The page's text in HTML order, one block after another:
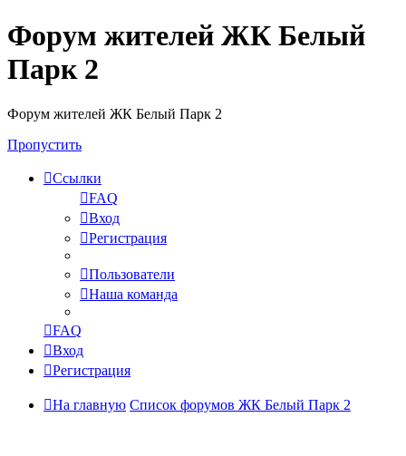
Форум жителей ЖК Белый
Парк 2
Форум жителей ЖК Белый Парк 2
Пропустить
Ссылки
FAQ
Вход
Регистрация
Пользователи
Наша команда
FAQ
Вход
Регистрация
На главную Список форумов ЖК Белый Парк 2